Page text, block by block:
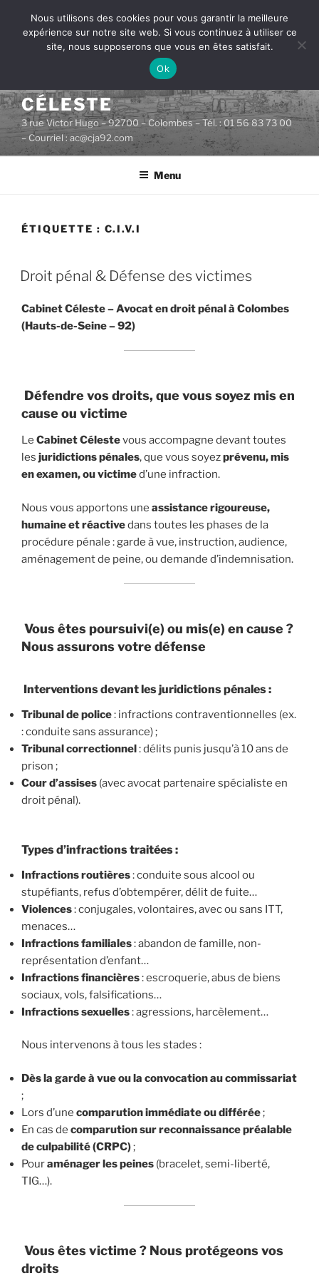
contenu
CABINET D'AVOCATS
CÉLESTE
3 rue Victor Hugo – 92700 – Colombes – Tél. : 01 56 83 73 00
– Courriel : ac@cja92.com
Menu
ÉTIQUETTE : C.I.V.I
PUBLIÉ
LE
Droit pénal & Défense des victimes
Cabinet Céleste – Avocat en droit pénal à Colombes
(Hauts-de-Seine – 92)
Défendre vos droits, que vous soyez mis en
cause ou victime
Le Cabinet Célestevous accompagne devant toutes
les juridictions pénales, que vous soyezprévenu, mis
en examen, ou victimed’une infraction.
Nous vous apportons une assistance rigoureuse,
humaine et réactivedans toutes les phases de la
procédure pénale : garde à vue, instruction, audience,
aménagement de peine, ou demande d’indemnisation.
Vous êtes poursuivi(e) ou mis(e) en cause ?
Nous assurons votre défense
Interventions devant les juridictions pénales :
Tribunal de police: infractions contraventionnelles (ex.
: conduite sans assurance) ;
Tribunal correctionnel: délits punis jusqu’à 10 ans de
prison ;
Cour d’assises (avec avocat partenaire spécialiste en
droit pénal).
Types d’infractions traitées :
Infractions routières: conduite sous alcool ou
stupéfiants, refus d’obtempérer, délit de fuite…
Violences: conjugales, volontaires, avec ou sans ITT,
menaces…
Infractions familiales: abandon de famille, non-
représentation d’enfant…
Infractions financières: escroquerie, abus de biens
sociaux, vols, falsifications…
Infractions sexuelles: agressions, harcèlement…
Nous intervenons à tous les stades :
Dès la garde à vue ou la convocation au commissariat
;
Lors d’une comparution immédiate ou différée;
En cas de comparution sur reconnaissance préalable
de culpabilité (CRPC);
Pouraménager les peines (bracelet, semi-liberté,
TIG…).
Vous êtes victime ? Nous protégeons vos
droits
Nous utilisons des cookies pour vous garantir la meilleure
expérience sur notre site web. Si vous continuez à utiliser ce
site, nous supposerons que vous en êtes satisfait.
Ok